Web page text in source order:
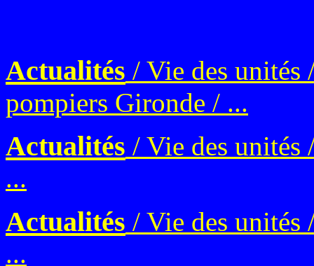
Actualités / Vie des unités
pompiers Gironde / ...
Actualités / Vie des
...
Actualités / Vie des unités
...